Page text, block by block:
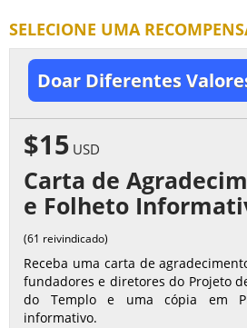
SELECIONE UMA
Doar Diferentes
$15 USD
Carta de
e Folheto
(61 reivindicado)
Receba uma carta de
fundadores e diretores do Projeto
do Templo e uma cópia em
informativo.